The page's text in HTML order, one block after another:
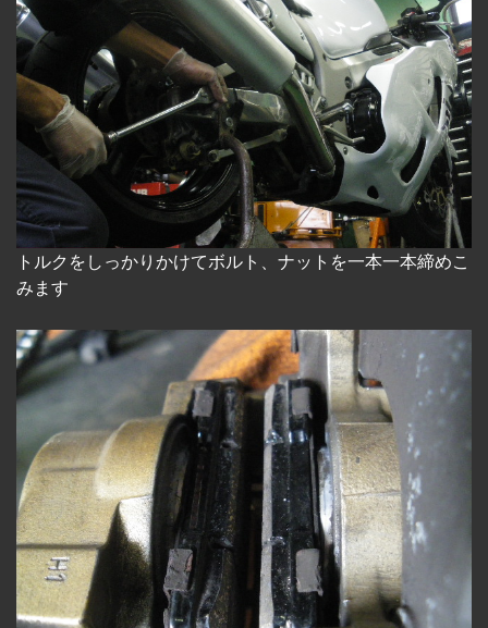
トルクをしっかりかけてボルト、ナットを一本一本締めこ
みます